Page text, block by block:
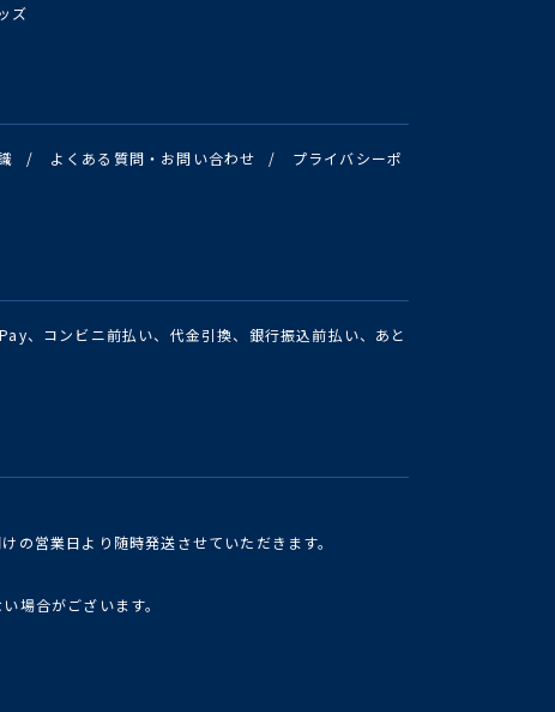
ズ
/ よくある質問・お問い合わせ /
プライバシーポ
、コンビニ前払い、代金引換、銀行振込前払い、あと
の営業日より随時発送させていただきます。
場合がございます。